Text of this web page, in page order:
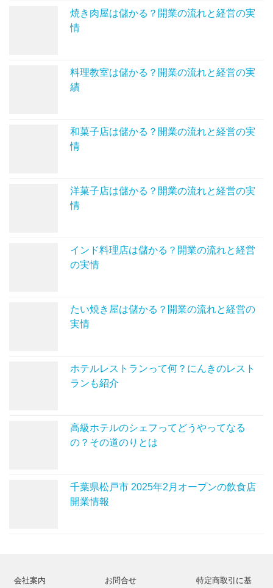
焼き肉屋は儲かる？開業の流れと経営の実
情
料理教室は儲かる？開業の流れと経営の実
績
和菓子店は儲かる？開業の流れと経営の実
情
洋菓子店は儲かる？開業の流れと経営の実
情
インド料理店は儲かる？開業の流れと経営
の実情
たい焼き屋は儲かる？開業の流れと経営の
実情
ホテルレストランって何？にんきのレスト
ランも紹介
高級ホテルのシェフってどうやってなる
の？その道のりとは
千葉県松戸市 2025年2月オープンの飲食店
開業情報
会社案内 お問合せ
特定商取引に基